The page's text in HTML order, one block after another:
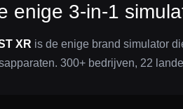
enige 3-in-1
XR is de enige brand simulator
300+ bedrijven, 22